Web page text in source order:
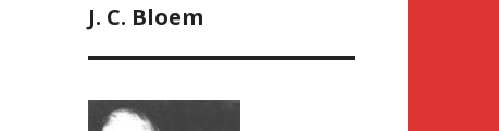
J. C. Bloem